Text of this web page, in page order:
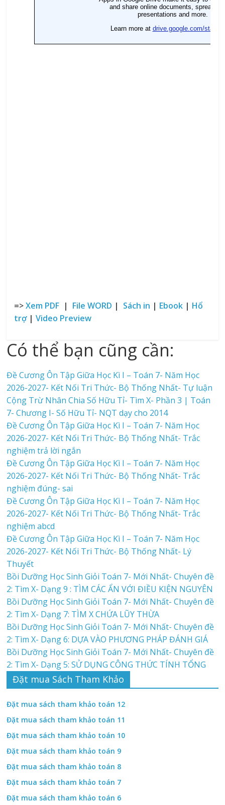
=>Xem PDF | File WORD | Sách in | Ebook | Hổ
trợ|Video Preview
Có thể bạn cũng cần:
Đề Cương Ôn Tập Giữa Học Kì I – Toán 7- Năm Học
2026-2027- Kết Nối Tri Thức- Bộ Thống Nhất- Tự luận
Cộng Trừ Nhân Chia Số Hữu Tỉ- Tìm X- Phần 3 | Toán
7- Chương I- Số Hữu Tỉ- NQT dạy cho 2014
Đề Cương Ôn Tập Giữa Học Kì I – Toán 7- Năm Học
2026-2027- Kết Nối Tri Thức- Bộ Thống Nhất- Trắc
nghiệm trả lời ngắn
Đề Cương Ôn Tập Giữa Học Kì I – Toán 7- Năm Học
2026-2027- Kết Nối Tri Thức- Bộ Thống Nhất- Trắc
nghiệm đúng- sai
Đề Cương Ôn Tập Giữa Học Kì I – Toán 7- Năm Học
2026-2027- Kết Nối Tri Thức- Bộ Thống Nhất- Trắc
nghiệm abcd
Đề Cương Ôn Tập Giữa Học Kì I – Toán 7- Năm Học
2026-2027- Kết Nối Tri Thức- Bộ Thống Nhất- Lý
Thuyết
Bồi Dưỡng Học Sinh Giỏi Toán 7- Mới Nhất- Chuyên đề
2: Tìm X- Dạng 9 : TÌM CÁC ẨN VỚI ĐIỀU KIỆN NGUYÊN
Bồi Dưỡng Học Sinh Giỏi Toán 7- Mới Nhất- Chuyên đề
2: Tìm X- Dạng 7: TÌM X CHỨA LŨY THỪA
Bồi Dưỡng Học Sinh Giỏi Toán 7- Mới Nhất- Chuyên đề
2: Tìm X- Dạng 6: DỰA VÀO PHƯƠNG PHÁP ĐÁNH GIÁ
Bồi Dưỡng Học Sinh Giỏi Toán 7- Mới Nhất- Chuyên đề
2: Tìm X- Dạng 5: SỬ DỤNG CÔNG THỨC TÍNH TỔNG
Đặt mua Sách Tham Khảo
Đặt mua sách tham khảo toán 12
Đặt mua sách tham khảo toán 11
Đặt mua sách tham khảo toán 10
Đặt mua sách tham khảo toán 9
Đặt mua sách tham khảo toán 8
Đặt mua sách tham khảo toán 7
Đặt mua sách tham khảo toán 6